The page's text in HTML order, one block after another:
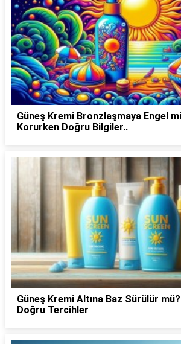
Güneş Kremi Bronzlaşmaya Engel
Korurken Doğru Bilgiler..
Güneş Kremi Altına Baz Sürülür mü?
Doğru Tercihler